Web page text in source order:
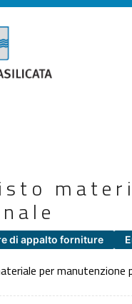
di appalto forniture
per manutenzione